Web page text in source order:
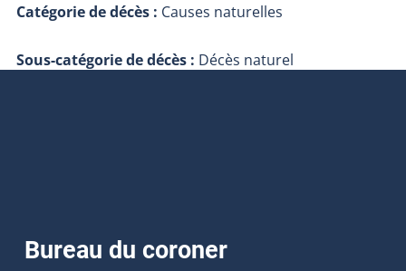
Catégorie de décès : Causes naturelles
Sous-catégorie de décès : Décès naturel
Bureau du coroner